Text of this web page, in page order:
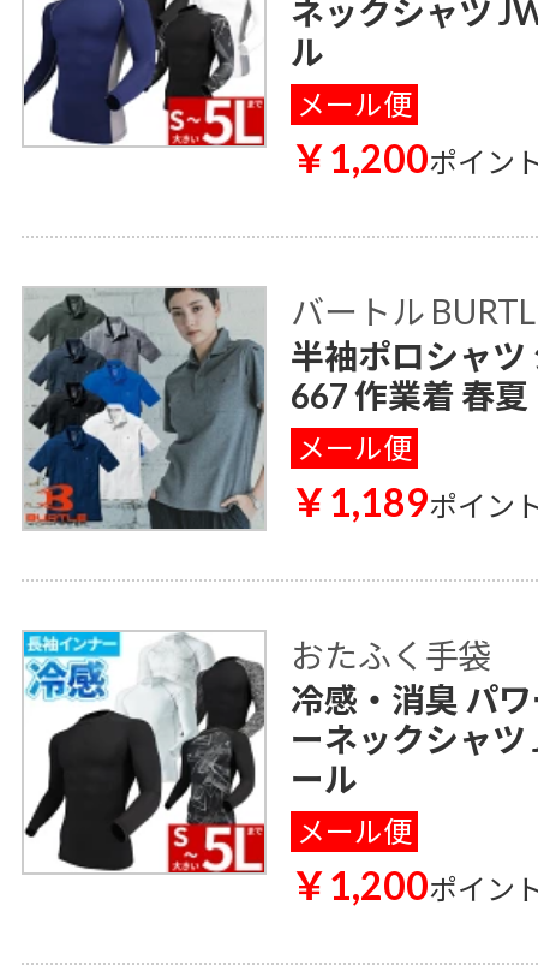
ネックシャツ
ル
メール便
￥1,200ポイン
バートル
半袖ポロシャツ
667 作業着 春夏
メール便
￥1,189ポイン
おたふく手袋
冷感・消臭 パ
ーネックシャツ
ール
メール便
￥1,200ポイン